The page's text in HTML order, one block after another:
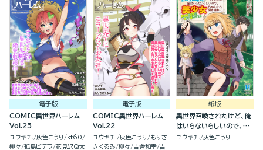
電子版
COMIC異世界ハーレム
Vol.25
ユウキチ. 灰色こうり
kt60
柳々 孤島ビデヲ 花見沢Q太
電子版
COMIC異世界ハーレム
Vol.22
ユウキチ. 灰色こうり
もりさ
きくるみ 柳々 吉舎和幸 吉
紙版
異世界召喚されたけど、俺
はいらないらしいので、美
少女ちゃんたち引き連れ
ユウキチ. 灰色こうり